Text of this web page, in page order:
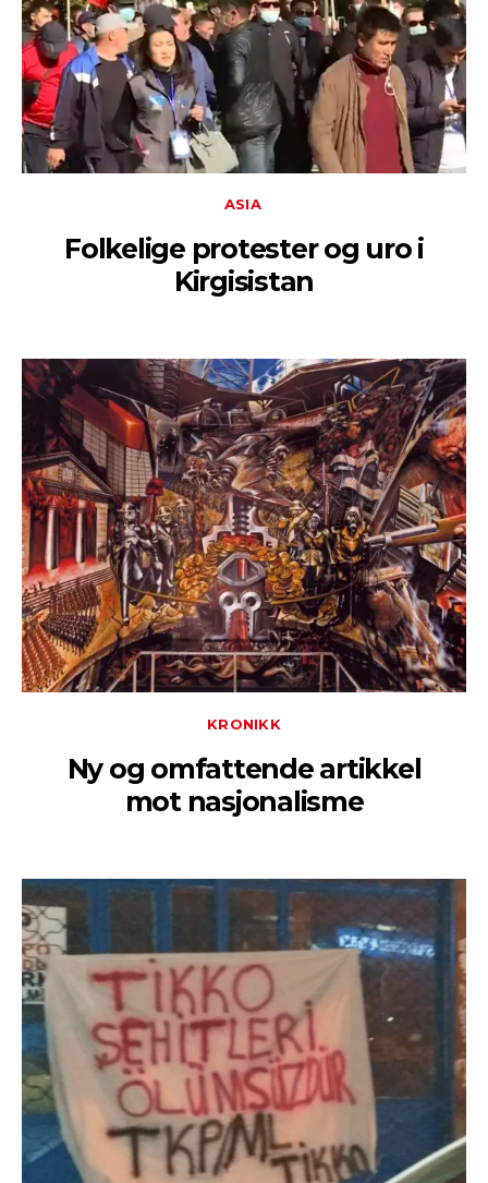
ASIA
Folkelige protester og uro i
Kirgisistan
KRONIKK
Ny og omfattende artikkel
mot nasjonalisme